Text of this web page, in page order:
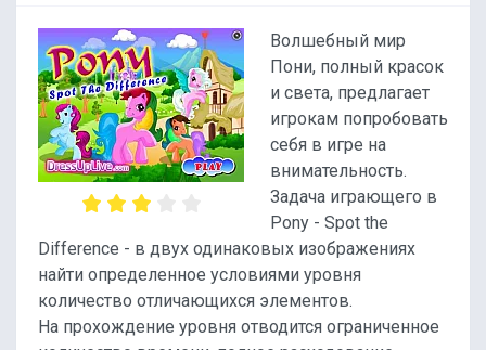
Волшебный мир
Пони, полный красок
и света, предлагает
игрокам попробовать
себя в игре на
внимательность.
Задача играющего в
Pony - Spot the
Difference - в двух одинаковых изображениях
найти определенное условиями уровня
количество отличающихся элементов.
На прохождение уровня отводится ограниченное